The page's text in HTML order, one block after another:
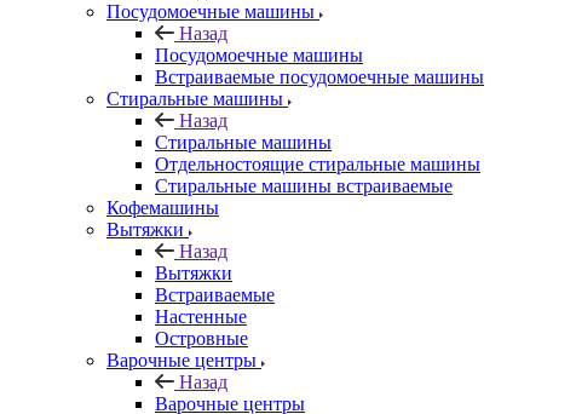
Посудомоечные машины
Назад
Посудомоечные машины
Встраиваемые посудомоечные машины
Стиральные машины
Назад
Стиральные машины
Отдельностоящие стиральные машины
Стиральные машины встраиваемые
Кофемашины
Вытяжки
Назад
Вытяжки
Встраиваемые
Настенные
Островные
Варочные центры
Назад
Варочные центры